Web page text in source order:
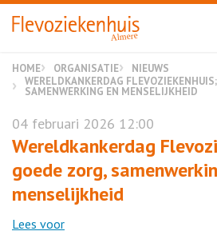
Almere
HOME ORGANISATIE
NIEUWS
WERELDKANKERDAG
SAMENWERKING EN MENSELIJKHEID
04 februari 2026 12:00
Wereldkankerdag
goede zorg,
menselijkheid
Lees voor